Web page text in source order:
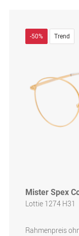
-50% Trend
Mister Spex
Lottie 1274 H31
Rahmenpreis